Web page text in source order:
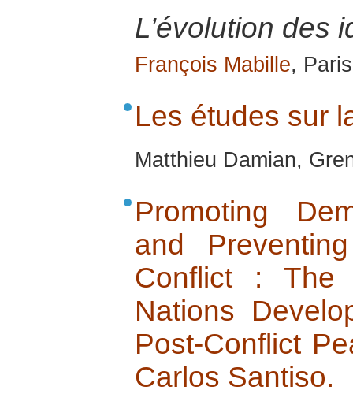
L’évolution des
François Mabille,
Les études sur
Matthieu Damian,
Promoting
and
Conflict :
Nations
Post-Conflict
Carlos Santiso.